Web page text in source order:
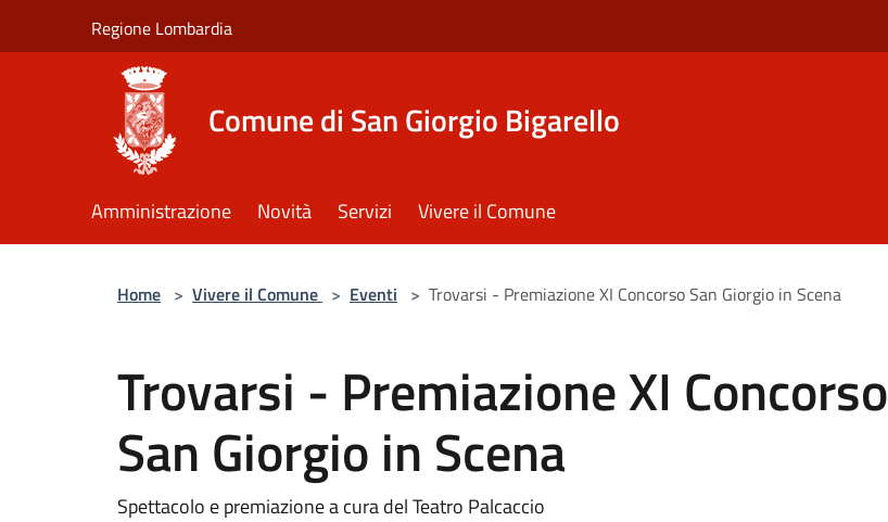
Regione Lombardia
Comune di San Giorgio Bigarello
Amministrazione Novità Servizi Vivere il Comune
Home > Vivere il Comune > Eventi > Trovarsi - Premiazione XI Concorso San Giorgio in Scena
Trovarsi - Premiazione XI Concorso
San Giorgio in Scena
Spettacolo e premiazione a cura del Teatro Palcaccio